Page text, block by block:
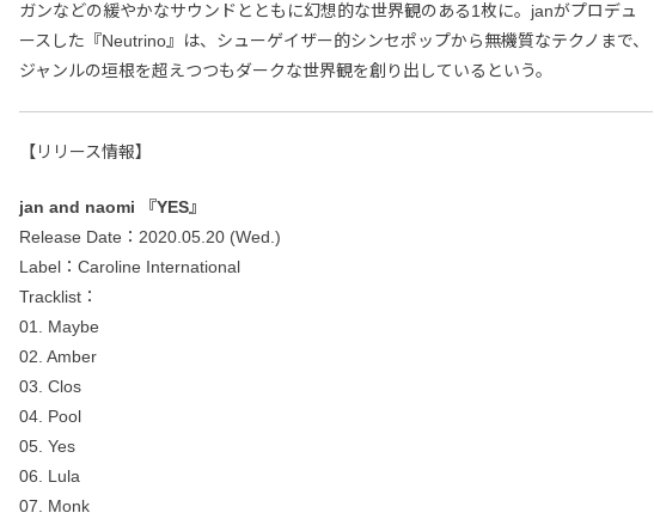
ガンなどの緩やかなサウンドとともに幻想的な世界観のある1枚に。janがプロデュ
ースした『Neutrino』は、シューゲイザー的シンセポップから無機質なテクノまで、
ジャンルの垣根を超えつつもダークな世界観を創り出しているという。
【リリース情報】
jan and naomi 『YES』
Release Date：2020.05.20 (Wed.)
Label：Caroline International
Tracklist：
01. Maybe
02. Amber
03. Clos
04. Pool
05. Yes
06. Lula
07. Monk